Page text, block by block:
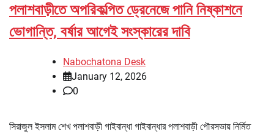
পলাশবাড়ীতে অপরিকল্পিত ড্রেনেজে পানি নিষ্কাশনে
ভোগান্তি, বর্ষার আগেই সংস্কারের দাবি
Nabochatona Desk
January 12, 2026
0
সিরাজুল ইসলাম শেখ পলাশবাড়ী গাইবান্ধা গাইবান্ধার পলাশবাড়ী পৌরসভায় নির্মিত